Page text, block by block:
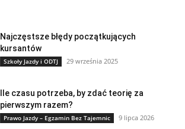
Najczęstsze błędy początkujących
kursantów
Szkoły Jazdy i ODTJ 29 września 2025
Ile czasu potrzeba, by zdać teorię za
pierwszym razem?
Prawo Jazdy – Egzamin Bez Tajemnic 9 lipca 2026